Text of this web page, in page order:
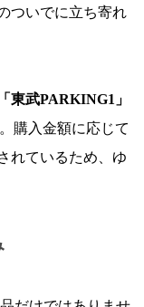
ついでに立ち寄れ
「東武PARKING1」
購入金額に応じて
れているため、ゆ